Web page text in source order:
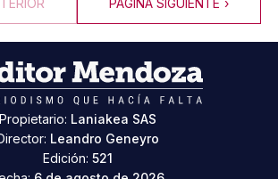
PÁGINA SIGUIENTE ›
Propietario: Laniakea SAS
Leandro Geneyro
Edición: 521